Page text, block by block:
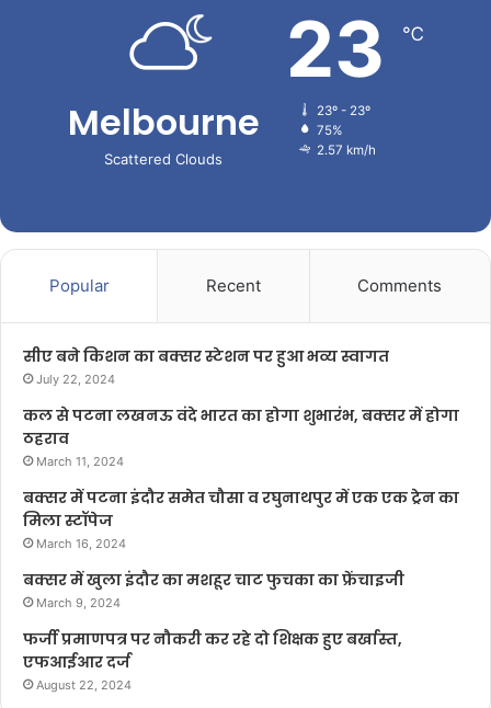
Melbourne
Scattered Clouds
23 ℃
23º - 23º
75%
2.57 km/h
Popular Recent Comments
सीए बने किशन का बक्सर स्टेशन पर हुआ भव्य स्वागत
July 22, 2024
कल से पटना लखनऊ वंदे भारत का होगा शुभारंभ, बक्सर में होगा
ठहराव
March 11, 2024
बक्सर में पटना इंदौर समेत चौसा व रघुनाथपुर में एक एक ट्रेन का
मिला स्टॉपेज
March 16, 2024
बक्सर में खुला इंदौर का मशहूर चाट फुचका का फ्रेंचाइजी
March 9, 2024
फर्जी प्रमाणपत्र पर नौकरी कर रहे दो शिक्षक हुए बर्खास्त,
एफआईआर दर्ज
August 22, 2024